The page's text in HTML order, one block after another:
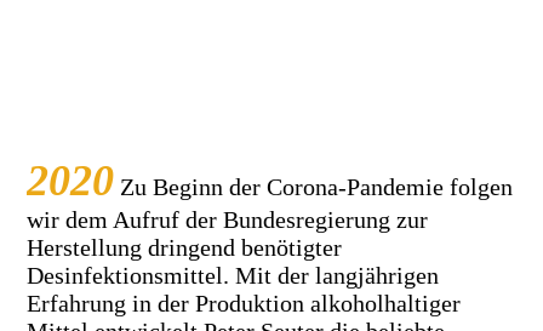
2020 Zu Beginn der Corona-Pandemie folgen
wir dem Aufruf der Bundesregierung zur
Herstellung dringend benötigter
Desinfektionsmittel. Mit der langjährigen
Erfahrung in der Produktion alkoholhaltiger